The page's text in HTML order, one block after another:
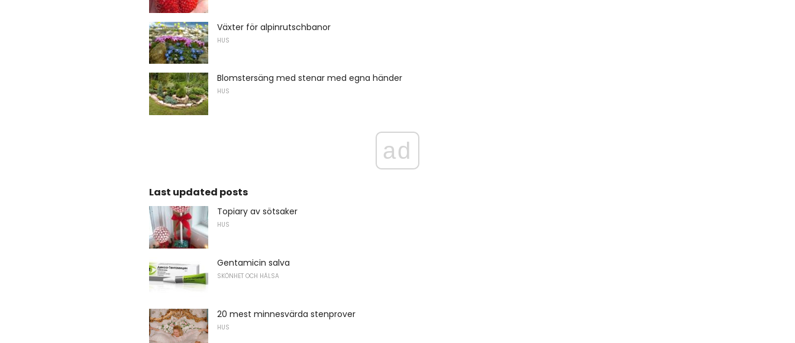
Växter för alpinrutschbanor
HUS
Blomstersäng med stenar med egna händer
HUS
ad
Last updated posts
Topiary av sötsaker
HUS
Gentamicin salva
SKÖNHET OCH HÄLSA
20 mest minnesvärda stenprover
HUS